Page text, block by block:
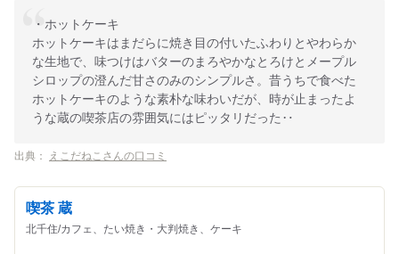
・ホットケーキ
ホットケーキはまだらに焼き目の付いたふわりとやわらか
な生地で、味つけはバターのまろやかなとろけとメープル
シロップの澄んだ甘さのみのシンプルさ。昔うちで食べた
ホットケーキのような素朴な味わいだが、時が止まったよ
うな蔵の喫茶店の雰囲気にはピッタリだった‥
出典： えこだねこさんの口コミ
喫茶 蔵
北千住/カフェ、たい焼き・大判焼き、ケーキ